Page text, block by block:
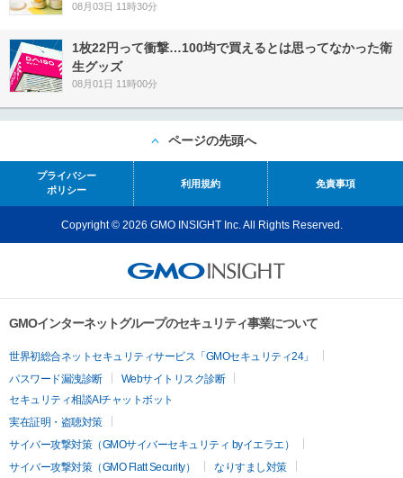
08月03日 11時30分
1枚22円って衝撃…100均で買えるとは思ってなかった衛
生グッズ
08月01日 11時00分
ページの先頭へ
プライバシー
ポリシー
利用規約 免責事項
Copyright © 2026 GMO INSIGHT Inc. All Rights Reserved.
GMOインターネットグループのセキュリティ事業について
世界初総合ネットセキュリティサービス「GMOセキュリティ24」
パスワード漏洩診断
Webサイトリスク診断
セキュリティ相談AIチャットボット
実在証明・盗聴対策
サイバー攻撃対策（GMOサイバーセキュリティ byイエラエ）
サイバー攻撃対策（GMO Flatt Security）
なりすまし対策